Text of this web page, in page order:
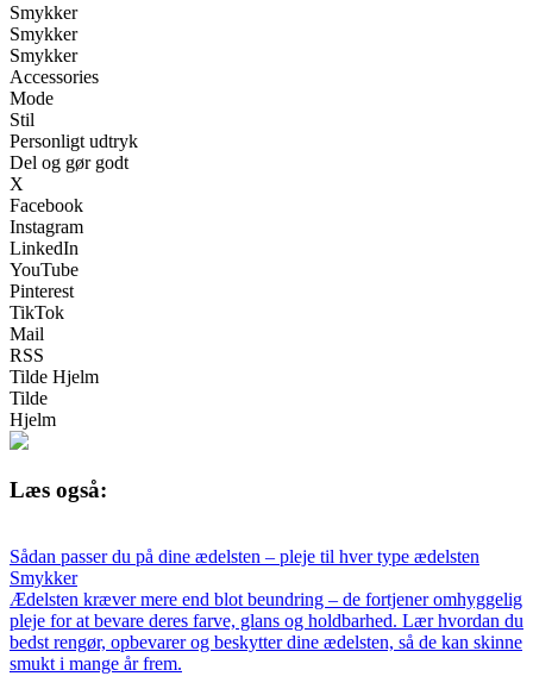
Smykker
Smykker
Smykker
Accessories
Mode
Stil
Personligt udtryk
Del og gør godt
X
Facebook
Instagram
LinkedIn
YouTube
Pinterest
TikTok
Mail
RSS
Tilde Hjelm
Tilde
Hjelm
Læs også:
Sådan passer du på dine ædelsten – pleje til hver type ædelsten
Smykker
Ædelsten kræver mere end blot beundring – de fortjener omhyggelig
pleje for at bevare deres farve, glans og holdbarhed. Lær hvordan du
bedst rengør, opbevarer og beskytter dine ædelsten, så de kan skinne
smukt i mange år frem.